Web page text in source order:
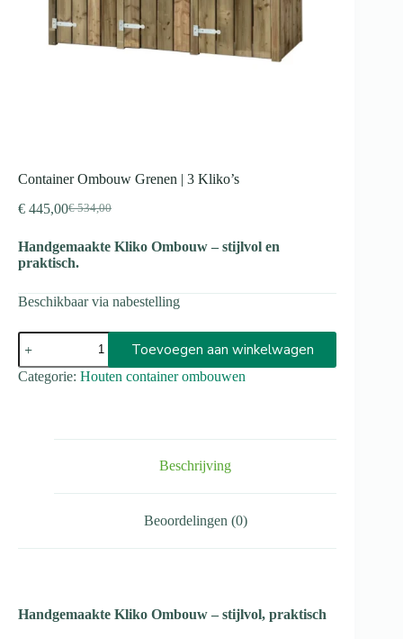
Container Ombouw Grenen | 3 Kliko’s
€534,00
€ 445,00
Handgemaakte Kliko Ombouw – stijlvol en
praktisch.
Beschikbaar via nabestelling
Toevoegen aan winkelwagen
A
Categorie: Houten container ombouwen
Beschrijving
Beoordelingen (0)
Handgemaakte Kliko Ombouw – stijlvol, praktisch